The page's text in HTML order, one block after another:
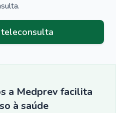
a Medprev facilita
à saúde